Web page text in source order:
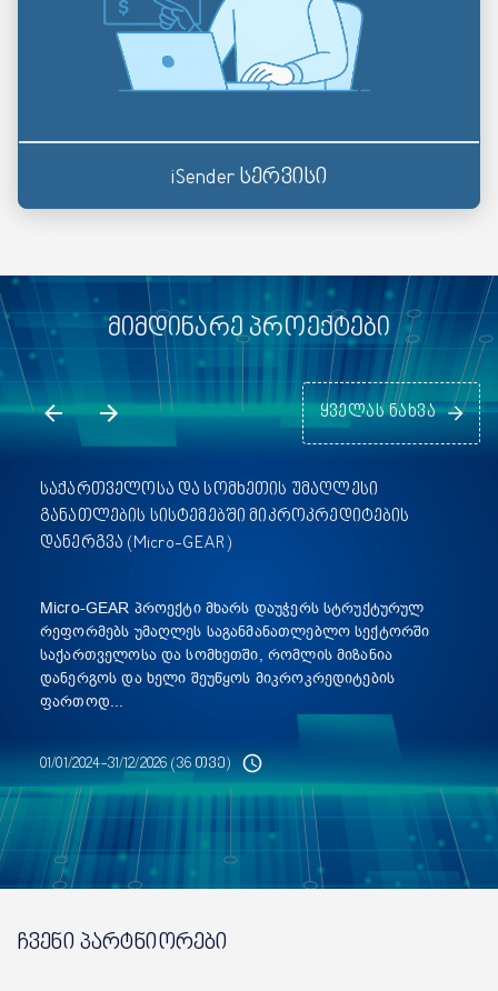
iSender სერვისი
მიმდინარე პროექტები
ყველას ნახვა
საქართველოსა და სომხეთის უმაღლესი
განათლების სისტემებში მიკროკრედიტების
დანერგვა (Micro-GEAR)
Micro-GEAR პროექტი მხარს დაუჭერს სტრუქტურულ
რეფორმებს უმაღლეს საგანმანათლებლო სექტორში
საქართველოსა და სომხეთში, რომლის მიზანია
დანერგოს და ხელი შეუწყოს მიკროკრედიტების
ფართოდ...
01/01/2024-31/12/2026 (36 თვე)
ჩვენი პარტნიორები